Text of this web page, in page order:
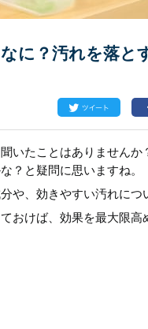
に？汚れを落と
いたことはありません
？と疑問に思いますね。
や、効きやすい汚れにつ
おけば、効果を最大限高